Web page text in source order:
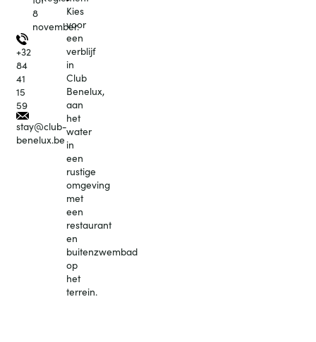
8
november.
+32
84
41
15
59
stay@club-
benelux.be
Kies
voor
een
verblijf
in
Club
Benelux,
aan
het
water
in
een
rustige
omgeving
met
een
restaurant
en
buitenzwembad
op
het
terrein.